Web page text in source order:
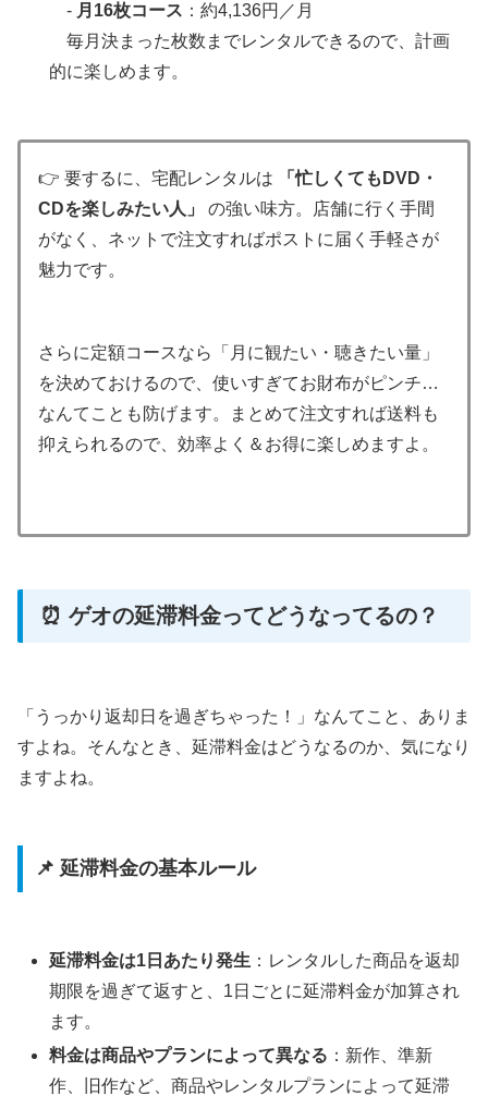
- 月16枚コース ：約4,136円／月
毎月決まった枚数までレンタルできるので、計画
的に楽しめます。
👉 要するに、宅配レンタルは
「忙しくてもDVD・
CDを楽しみたい人」
の強い味方。店舗に行く手間
がなく、ネットで注文すればポストに届く手軽さが
魅力です。
さらに定額コースなら「月に観たい・聴きたい量」
を決めておけるので、使いすぎてお財布がピンチ…
なんてことも防げます。まとめて注文すれば送料も
抑えられるので、効率よく＆お得に楽しめますよ。
⏰ ゲオの延滞料金ってどうなってるの？
「うっかり返却日を過ぎちゃった！」なんてこと、ありま
すよね。そんなとき、延滞料金はどうなるのか、気になり
ますよね。
📌 延滞料金の基本ルール
延滞料金は1日あたり発生 ：レンタルした商品を返却
期限を過ぎて返すと、1日ごとに延滞料金が加算され
ます。
料金は商品やプランによって異なる ：新作、準新
作、旧作など、商品やレンタルプランによって延滞